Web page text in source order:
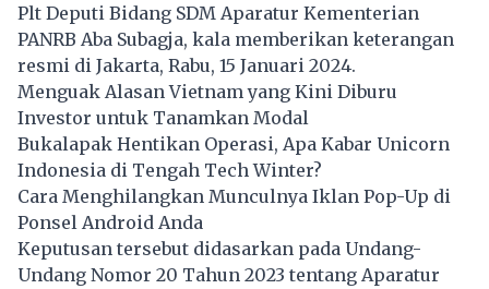
Plt Deputi Bidang SDM Aparatur Kementerian
PANRB Aba Subagja, kala memberikan keterangan
resmi di Jakarta, Rabu, 15 Januari 2024.
Menguak Alasan Vietnam yang Kini Diburu
Investor untuk Tanamkan Modal
Bukalapak Hentikan Operasi, Apa Kabar Unicorn
Indonesia di Tengah Tech Winter?
Cara Menghilangkan Munculnya Iklan Pop-Up di
Ponsel Android Anda
Keputusan tersebut didasarkan pada Undang-
Undang Nomor 20 Tahun 2023 tentang Aparatur